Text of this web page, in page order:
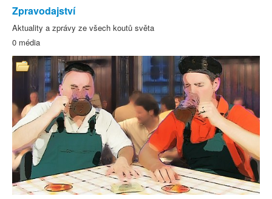
Zpravodajství
Aktuality a zprávy ze všech koutů světa
0 média